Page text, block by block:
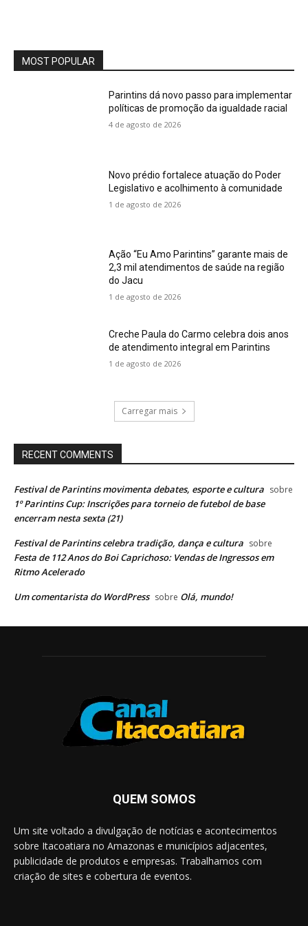
MOST POPULAR
Parintins dá novo passo para implementar
políticas de promoção da igualdade racial
4 de agosto de 2026
Novo prédio fortalece atuação do Poder
Legislativo e acolhimento à comunidade
1 de agosto de 2026
Ação “Eu Amo Parintins” garante mais de
2,3 mil atendimentos de saúde na região
do Jacu
1 de agosto de 2026
Creche Paula do Carmo celebra dois anos
de atendimento integral em Parintins
1 de agosto de 2026
Carregar mais
RECENT COMMENTS
Festival de Parintins movimenta debates, esporte e cultura sobre
1º Parintins Cup: Inscrições para torneio de futebol de base
encerram nesta sexta (21)
Festival de Parintins celebra tradição, dança e cultura sobre
Festa de 112 Anos do Boi Caprichoso: Vendas de Ingressos em
Ritmo Acelerado
Um comentarista do WordPress sobre Olá, mundo!
QUEM SOMOS
Um site voltado a divulgação de notícias e acontecimentos
sobre Itacoatiara no Amazonas e municípios adjacentes,
publicidade de produtos e empresas. Trabalhamos com
criação de sites e cobertura de eventos.